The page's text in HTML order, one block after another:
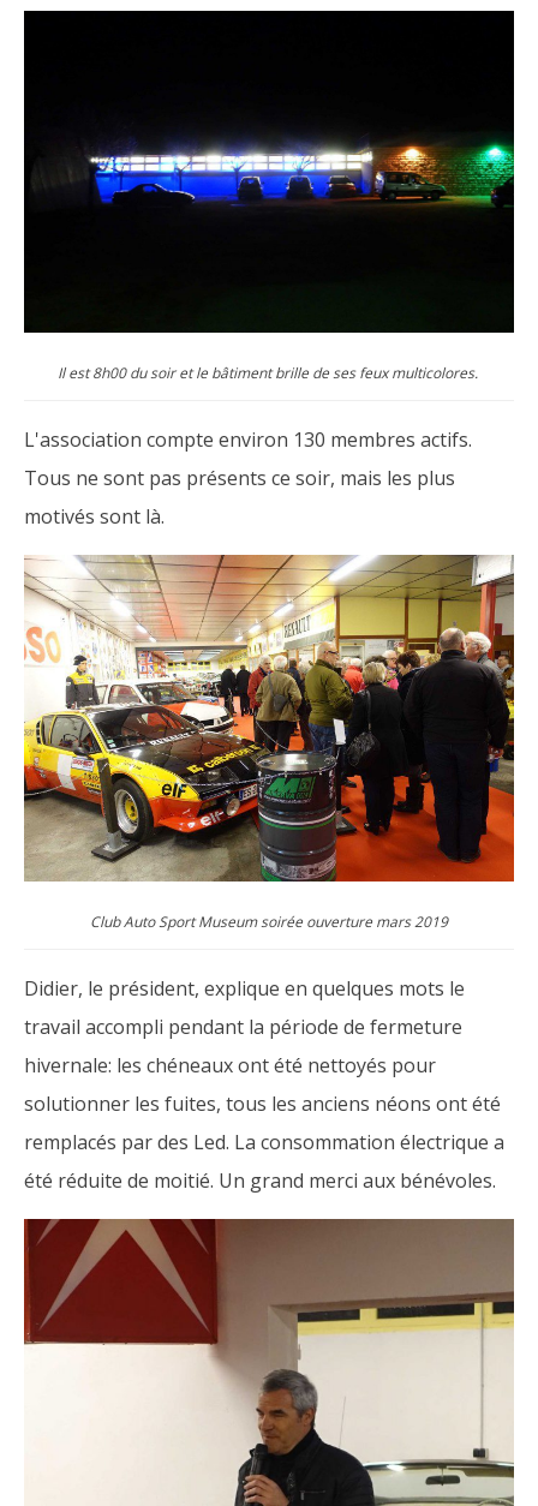
Il est 8h00 du soir et le bâtiment brille de ses feux multicolores.
L'association compte environ 130 membres actifs.
Tous ne sont pas présents ce soir, mais les plus
motivés sont là.
Club Auto Sport Museum soirée ouverture mars 2019
Didier, le président, explique en quelques mots le
travail accompli pendant la période de fermeture
hivernale: les chéneaux ont été nettoyés pour
solutionner les fuites, tous les anciens néons ont été
remplacés par des Led. La consommation électrique a
été réduite de moitié. Un grand merci aux bénévoles.